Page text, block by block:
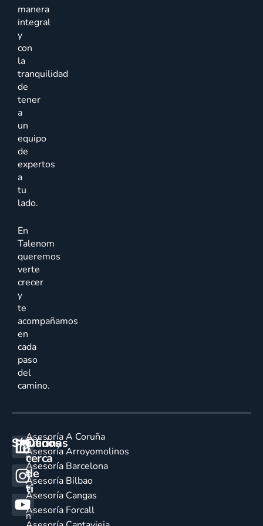
manera
integral
y
con
la
tranquilidad
de
tener
a
un
equipo
de
expertos
a
tu
lado.
En
Talenom
queremos
verte
crecer
y
te
acompañamos
en
cada
paso
del
camino.
Síguenos
Oficinas
cerca
de
ti
E
n
c
u
e
n
Asesoría A Coruña
Asesoría Arroyomolinos
Asesoría Barcelona
Asesoría Bilbao
Asesoría Cangas
Asesoría Forcall